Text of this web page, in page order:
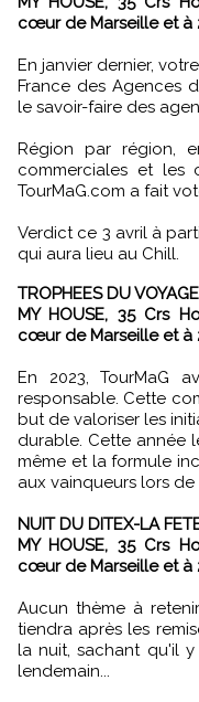
cœur de Marseille et à
En janvier dernier,
France des Agences
le savoir-faire des
Région par région,
commerciales et les
TourMaG.com a fait
Verdict ce 3 avril à
qui aura lieu au Chill.
TROPHEES DU
MY HOUSE, 35 Crs
cœur de Marseille et à
En 2023, TourMaG
responsable. Cette
but de valoriser les
durable. Cette année
même et la formule
aux vainqueurs lors
NUIT DU DITEX-LA
MY HOUSE, 35 Crs
cœur de Marseille et à
Aucun thème à
tiendra après les
la nuit, sachant qu'il
lendemain...